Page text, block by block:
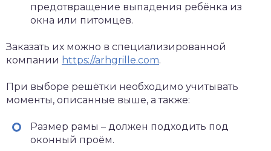
предотвращение выпадения ребёнка из
окна или питомцев.
Заказать их можно в специализированной
компании https://arhgrille.com.
При выборе решётки необходимо учитывать
моменты, описанные выше, а также:
Размер рамы – должен подходить под
оконный проём.